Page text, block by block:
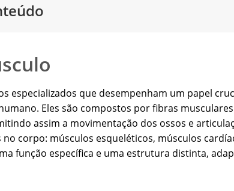
especializados que desempenham um papel
Eles são compostos por fibras
assim a movimentação dos ossos e
corpo: músculos esqueléticos, músculos
função específica e uma estrutura distinta,